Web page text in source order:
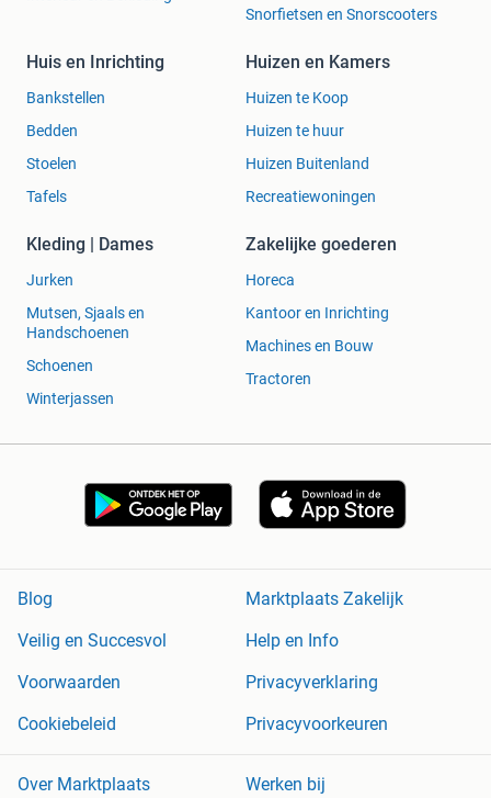
Snorfietsen en Snorscooters
Huis en Inrichting
Bankstellen
Bedden
Stoelen
Tafels
Huizen en Kamers
Huizen te Koop
Huizen te huur
Huizen Buitenland
Recreatiewoningen
Kleding | Dames
Jurken
Mutsen, Sjaals en
Handschoenen
Schoenen
Winterjassen
Zakelijke goederen
Horeca
Kantoor en Inrichting
Machines en Bouw
Tractoren
Blog
Marktplaats Zakelijk
Veilig en Succesvol
Help en Info
Voorwaarden
Privacyverklaring
Cookiebeleid
Privacyvoorkeuren
Over Marktplaats Werken bij